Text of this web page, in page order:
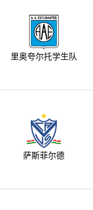
里奥夸尔托学生队
萨斯菲尔德